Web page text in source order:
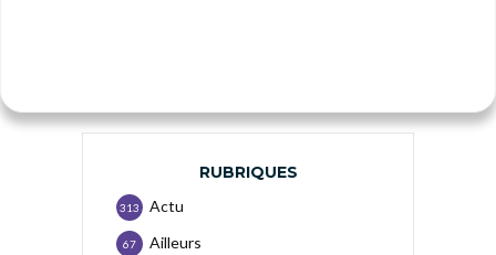
RUBRIQUES
Actu
313
Ailleurs
67